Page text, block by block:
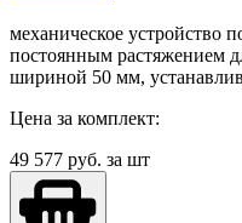
механическое устройство
постоянным растяжением
шириной 50 мм,
Цена за комплект:
49 577 руб. за шт